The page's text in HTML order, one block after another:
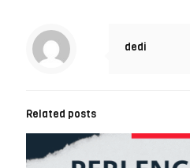
dedi
Related posts